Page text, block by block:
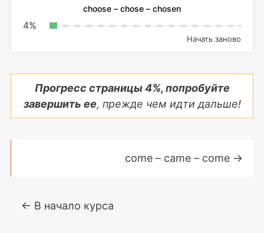
choose – chose – chosen
4%
Начать заново
Прогресс страницы4%, попробуйте
завершить ее, прежде чем идти дальше!
← В начало курса
come – came – come →